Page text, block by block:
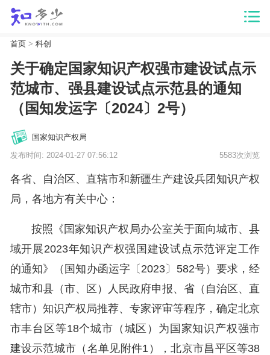
首页> 科创
关于确定国家知识产权强市建设试点示
范城市、强县建设试点示范县的通知
（国知发运字〔2024〕2号）
国家知识产权局
发布时间: 2024-01-27 07:56:12 5583次浏览
各省、自治区、直辖市和新疆生产建设兵团知识产权
局，各地方有关中心：
按照《国家知识产权局办公室关于面向城市、县
域开展2023年知识产权强国建设试点示范评定工作
的通知》（国知办函运字〔2023〕582号）要求，经
城市和县（市、区）人民政府申报、省（自治区、直
辖市）知识产权局推荐、专家评审等程序，确定北京
市丰台区等18个城市（城区）为国家知识产权强市
建设示范城市（名单见附件1），北京市昌平区等38